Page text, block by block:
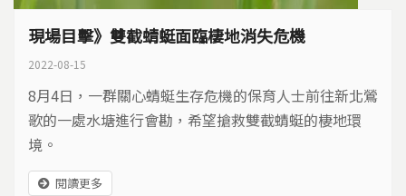
現場目擊》雙截蜻蜓面臨棲地消失危機
2022-08-15
8月4日，一群關心蜻蜓生存危機的保育人士前往新北鶯
歌的一處水塘進行會勘，希望搶救雙截蜻蜓的棲地環
境。​
閱讀更多